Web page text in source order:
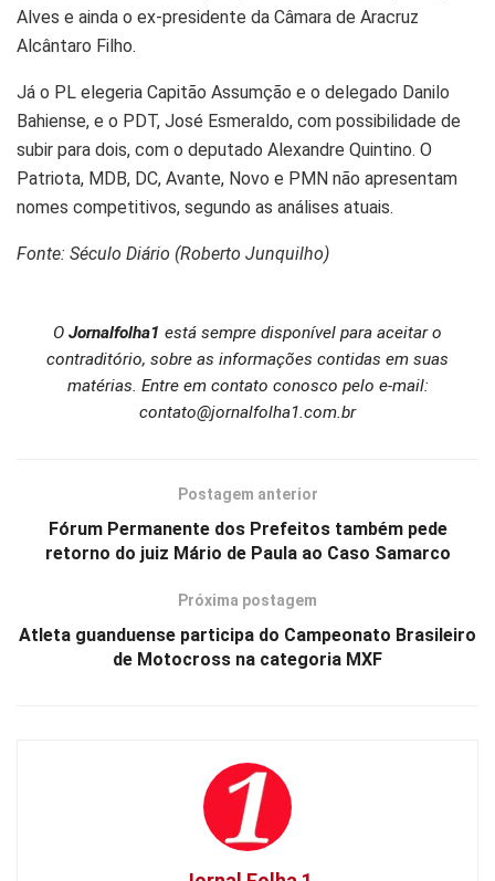
Alves e ainda o ex-presidente da Câmara de Aracruz
Alcântaro Filho.
Já o PL elegeria Capitão Assumção e o delegado Danilo
Bahiense, e o PDT, José Esmeraldo, com possibilidade de
subir para dois, com o deputado Alexandre Quintino. O
Patriota, MDB, DC, Avante, Novo e PMN não apresentam
nomes competitivos, segundo as análises atuais.
Fonte: Século Diário (Roberto Junquilho)
O Jornalfolha1 está sempre disponível para aceitar o
contraditório, sobre as informações contidas em suas
matérias. Entre em contato conosco pelo e-mail:
contato@jornalfolha1.com.br
Postagem anterior
Fórum Permanente dos Prefeitos também pede
retorno do juiz Mário de Paula ao Caso Samarco
Próxima postagem
Atleta guanduense participa do Campeonato Brasileiro
de Motocross na categoria MXF